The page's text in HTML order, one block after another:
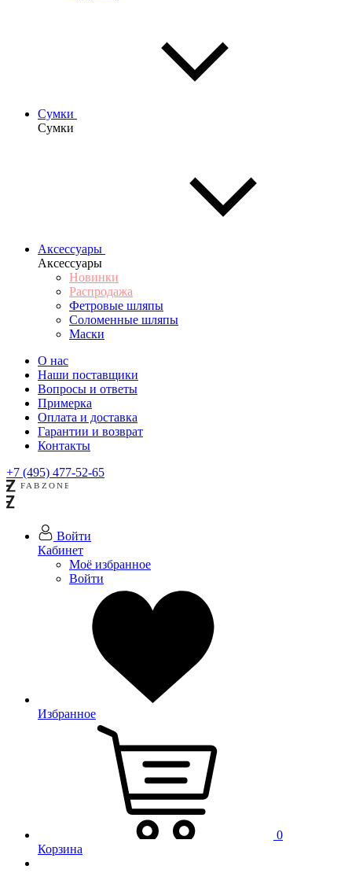
Сумки
Сумки
Аксессуары
Аксессуары
Новинки
Распродажа
Фетровые шляпы
Соломенные шляпы
Маски
О нас
Наши поставщики
Вопросы и ответы
Примерка
Оплата и доставка
Гарантии и возврат
Контакты
+7 (495) 477-52-65
Войти
Кабинет
Моё избранное
Войти
Избранное
0
Корзина